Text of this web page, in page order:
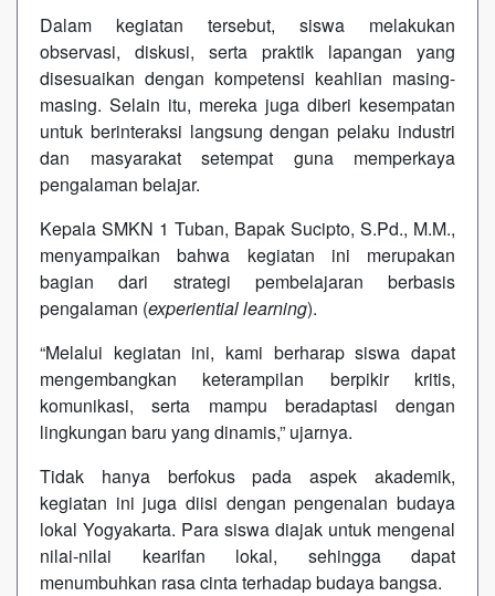
Dalam kegiatan tersebut, siswa melakukan
observasi, diskusi, serta praktik lapangan yang
disesuaikan dengan kompetensi keahlian masing-
masing. Selain itu, mereka juga diberi kesempatan
untuk berinteraksi langsung dengan pelaku industri
dan masyarakat setempat guna memperkaya
pengalaman belajar.
Kepala SMKN 1 Tuban, Bapak Sucipto, S.Pd., M.M.,
menyampaikan bahwa kegiatan ini merupakan
bagian dari strategi pembelajaran berbasis
pengalaman (experiential learning).
“Melalui kegiatan ini, kami berharap siswa dapat
mengembangkan keterampilan berpikir kritis,
komunikasi, serta mampu beradaptasi dengan
lingkungan baru yang dinamis,” ujarnya.
Tidak hanya berfokus pada aspek akademik,
kegiatan ini juga diisi dengan pengenalan budaya
lokal Yogyakarta. Para siswa diajak untuk mengenal
nilai-nilai kearifan lokal, sehingga dapat
menumbuhkan rasa cinta terhadap budaya bangsa.